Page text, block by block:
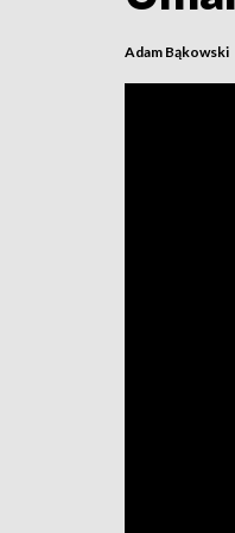
Adam Bąkowski